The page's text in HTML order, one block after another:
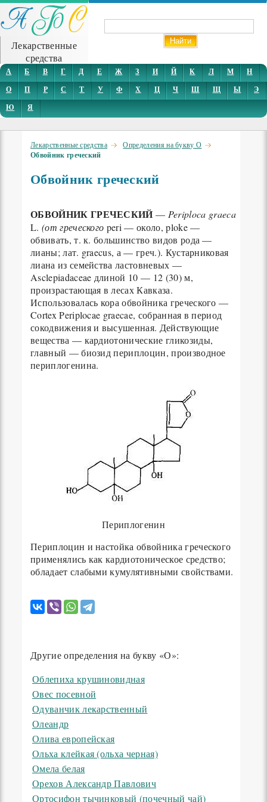
Лекарственные
средства
А Б В Г Д Е Ж З И Й К Л М
Н
О
П Р С Т У Ф Х Ц Ч Ш Щ Ы
Э
Ю
Я
Лекарственные средства Определения на букву О
Обвойник греческий
Обвойник греческий
ОБВОЙНИК ГРЕЧЕСКИЙ— Periploca graeca
L. (от греческого peri — около, ploke —
обвивать, т. к. большинство видов рода —
лианы; лат. graecus, а — греч.). Кустарниковая
лиана из семейства ластовневых —
Asclepiadaceae длиной 10 — 12 (30) м,
произрастающая в лесах Кавказа.
Использовалась кора обвойника греческого —
Cortex Periplocae graecae, собранная в период
сокодвижения и высушенная. Действующие
вещества — кардиотонические гликозиды,
главный — биозид периплоцин, производное
периплогенина.
Периплогенин
Периплоцин и настойка обвойника греческого
применялись как кардиотоническое средство;
обладает слабыми кумулятивными свойствами.
Другие определения на букву «О»:
Облепиха крушиновидная
Овес посевной
Одуванчик лекарственный
Олеандр
Олива европейская
Ольха клейкая (ольха черная)
Омела белая
Орехов Александр Павлович
Ортосифон тычинковый (почечный чай)